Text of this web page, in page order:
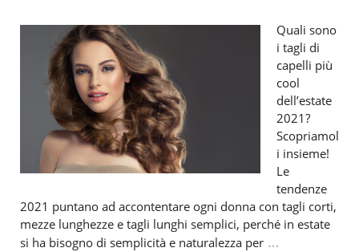
Quali sono
i tagli di
capelli più
cool
dell’estate
2021?
Scopriamol
i insieme!
Le
tendenze
2021 puntano ad accontentare ogni donna con tagli corti,
mezze lunghezze e tagli lunghi semplici, perché in estate
si ha bisogno di semplicità e naturalezza per …